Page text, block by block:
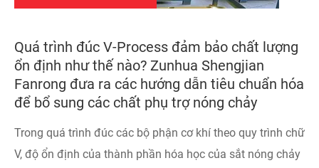
Quá trình đúc V-Process đảm bảo chất lượng
ổn định như thế nào? Zunhua Shengjian
Fanrong đưa ra các hướng dẫn tiêu chuẩn hóa
để bổ sung các chất phụ trợ nóng chảy
Trong quá trình đúc các bộ phận cơ khí theo quy trình chữ
V, độ ổn định của thành phần hóa học của sắt nóng chảy